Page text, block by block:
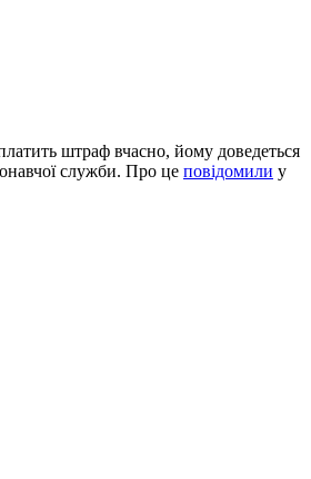
штраф вчасно, йому доведеться
служби. Про це повідомили у